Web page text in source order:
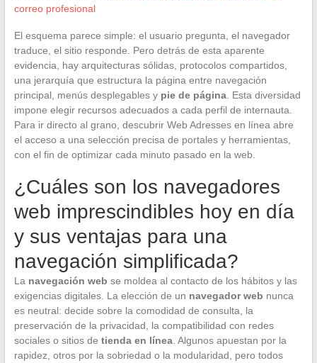
correo profesional
El esquema parece simple: el usuario pregunta, el navegador
traduce, el sitio responde. Pero detrás de esta aparente
evidencia, hay arquitecturas sólidas, protocolos compartidos,
una jerarquía que estructura la página entre navegación
principal, menús desplegables y pie de página. Esta diversidad
impone elegir recursos adecuados a cada perfil de internauta.
Para ir directo al grano, descubrir Web Adresses en línea abre
el acceso a una selección precisa de portales y herramientas,
con el fin de optimizar cada minuto pasado en la web.
¿Cuáles son los navegadores
web imprescindibles hoy en día
y sus ventajas para una
navegación simplificada?
La navegación web se moldea al contacto de los hábitos y las
exigencias digitales. La elección de un navegador web nunca
es neutral: decide sobre la comodidad de consulta, la
preservación de la privacidad, la compatibilidad con redes
sociales o sitios de tienda en línea. Algunos apuestan por la
rapidez, otros por la sobriedad o la modularidad, pero todos